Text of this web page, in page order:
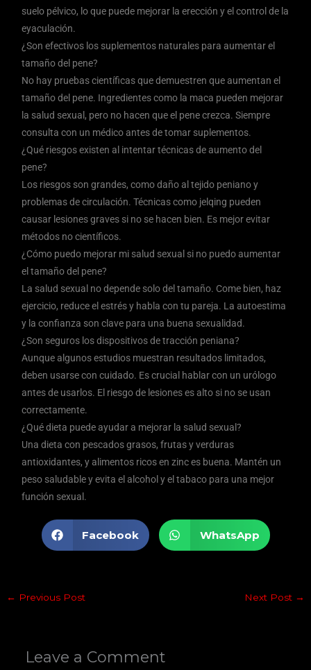
suelo pélvico, lo que puede mejorar la erección y el control de la
eyaculación.
¿Son efectivos los suplementos naturales para aumentar el
tamaño del pene?
No hay pruebas científicas que demuestren que aumentan el
tamaño del pene. Ingredientes como la maca pueden mejorar
la salud sexual, pero no hacen que el pene crezca. Siempre
consulta con un médico antes de tomar suplementos.
¿Qué riesgos existen al intentar técnicas de aumento del
pene?
Los riesgos son grandes, como daño al tejido peniano y
problemas de circulación. Técnicas como jelqing pueden
causar lesiones graves si no se hacen bien. Es mejor evitar
métodos no científicos.
¿Cómo puedo mejorar mi salud sexual si no puedo aumentar
el tamaño del pene?
La salud sexual no depende solo del tamaño. Come bien, haz
ejercicio, reduce el estrés y habla con tu pareja. La autoestima
y la confianza son clave para una buena sexualidad.
¿Son seguros los dispositivos de tracción peniana?
Aunque algunos estudios muestran resultados limitados,
deben usarse con cuidado. Es crucial hablar con un urólogo
antes de usarlos. El riesgo de lesiones es alto si no se usan
correctamente.
¿Qué dieta puede ayudar a mejorar la salud sexual?
Una dieta con pescados grasos, frutas y verduras
antioxidantes, y alimentos ricos en zinc es buena. Mantén un
peso saludable y evita el alcohol y el tabaco para una mejor
función sexual.
Facebook WhatsApp
← Previous Post Next Post →
Leave a Comment